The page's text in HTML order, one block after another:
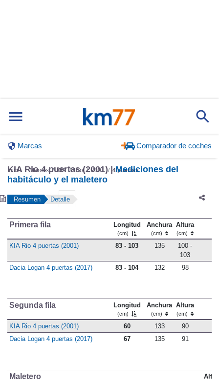
Marcas Comparador de coches
Inicio Marcas KIA Rio 2001 4 puertas
KIA Rio 4 puertas (2001) |Mediciones del
habitáculo y el maletero
Resumen Detalle
Primera fila Longitud
(cm)
Anchura
(cm)
Altura
(cm)
KIA Rio 4 puertas (2001) 83 - 103 135
100 -
103
Dacia Logan 4 puertas (2017)
83 - 104 132 98
Segunda fila Longitud
(cm)
Anchura
(cm)
Altura
(cm)
KIA Rio 4 puertas (2001) 60 133
90
Dacia Logan 4 puertas (2017)
67 135 91
Maletero